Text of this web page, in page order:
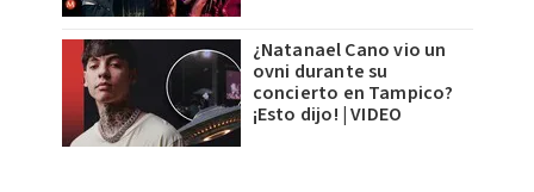
¿Natanael Cano vio un
ovni durante su
concierto en Tampico?
¡Esto dijo! | VIDEO